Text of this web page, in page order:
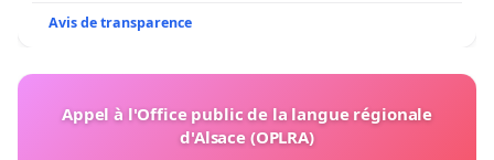
Avis de transparence
Appel à l'Office public de la langue régionale
d'Alsace (OPLRA)